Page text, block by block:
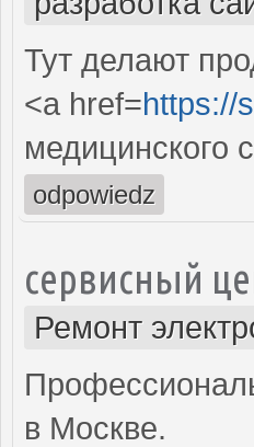
Тут делают
<a href=https://
медицинского
odpowiedz
сервисный
Ремонт
в Москве.